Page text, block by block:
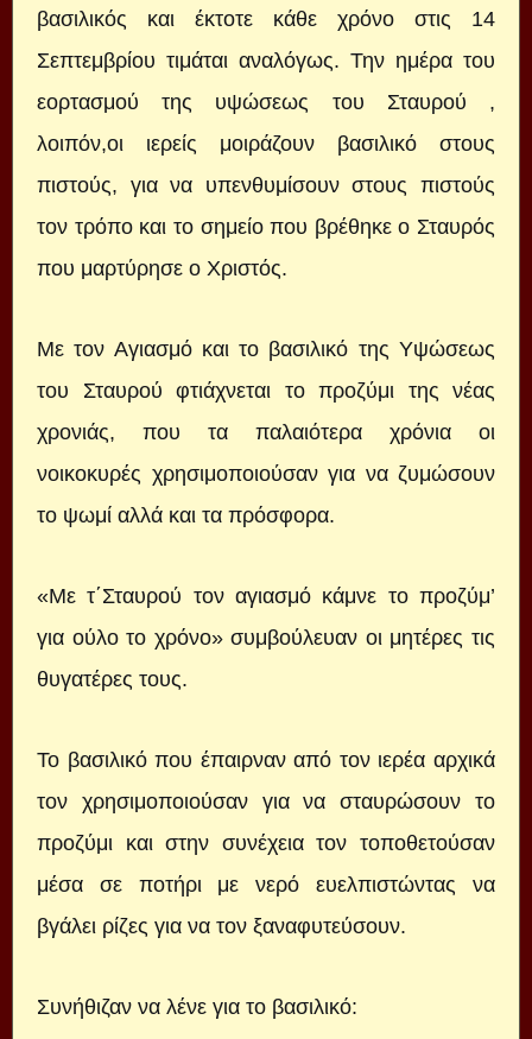
βασιλικός και έκτοτε κάθε χρόνο στις 14
Σεπτεμβρίου τιμάται αναλόγως. Την ημέρα του
εορτασμού της υψώσεως του Σταυρού ,
λοιπόν,οι ιερείς μοιράζουν βασιλικό στους
πιστούς, για να υπενθυμίσουν στους πιστούς
τον τρόπο και το σημείο που βρέθηκε ο Σταυρός
που μαρτύρησε ο Χριστός.
Με τον Αγιασμό και το βασιλικό της Υψώσεως
του Σταυρού φτιάχνεται το προζύμι της νέας
χρονιάς, που τα παλαιότερα χρόνια οι
νοικοκυρές χρησιμοποιούσαν για να ζυμώσουν
το ψωμί αλλά και τα πρόσφορα.
«Με τ΄Σταυρού τον αγιασμό κάμνε το προζύμ’
για ούλο το χρόνο» συμβούλευαν οι μητέρες τις
θυγατέρες τους.
Το βασιλικό που έπαιρναν από τον ιερέα αρχικά
τον χρησιμοποιούσαν για να σταυρώσουν το
προζύμι και στην συνέχεια τον τοποθετούσαν
μέσα σε ποτήρι με νερό ευελπιστώντας να
βγάλει ρίζες για να τον ξαναφυτεύσουν.
Συνήθιζαν να λένε για το βασιλικό: